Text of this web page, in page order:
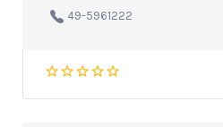
49-5961222